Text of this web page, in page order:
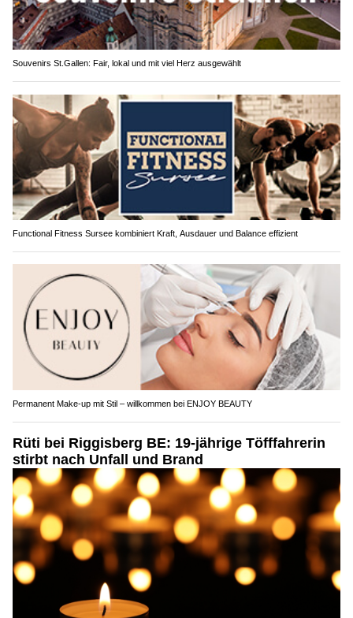
Souvenirs St.Gallen: Fair, lokal und mit viel Herz ausgewählt
Functional Fitness Sursee kombiniert Kraft, Ausdauer und Balance effizient
Permanent Make-up mit Stil – willkommen bei ENJOY BEAUTY
Rüti bei Riggisberg BE: 19-jährige Töfffahrerin
stirbt nach Unfall und Brand